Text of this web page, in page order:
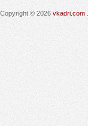
Copyright © 2026 vkadri.com